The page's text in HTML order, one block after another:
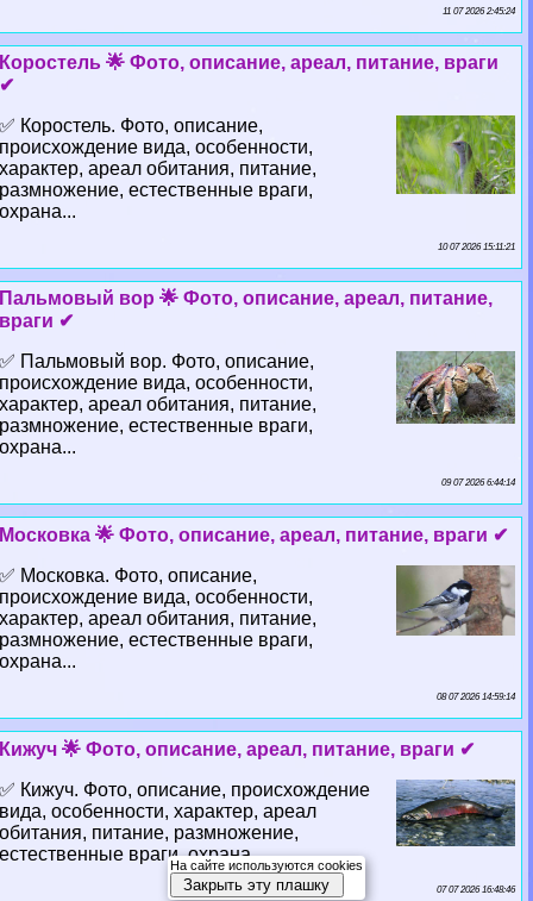
11 07 2026 2:45:24
Коростель 🌟 Фото, описание, ареал, питание, враги
✔
✅ Коростель. Фото, описание,
происхождение вида, особенности,
хаpaктер, ареал обитания, питание,
размножение, естественные враги,
охрана...
10 07 2026 15:11:21
Пальмовый вор 🌟 Фото, описание, ареал, питание,
враги ✔
✅ Пальмовый вор. Фото, описание,
происхождение вида, особенности,
хаpaктер, ареал обитания, питание,
размножение, естественные враги,
охрана...
09 07 2026 6:44:14
Московка 🌟 Фото, описание, ареал, питание, враги ✔
✅ Московка. Фото, описание,
происхождение вида, особенности,
хаpaктер, ареал обитания, питание,
размножение, естественные враги,
охрана...
08 07 2026 14:59:14
Кижуч 🌟 Фото, описание, ареал, питание, враги ✔
✅ Кижуч. Фото, описание, происхождение
вида, особенности, хаpaктер, ареал
обитания, питание, размножение,
естественные враги, охрана...
07 07 2026 16:48:46
На сайте используются cookies
Закрыть эту плашку